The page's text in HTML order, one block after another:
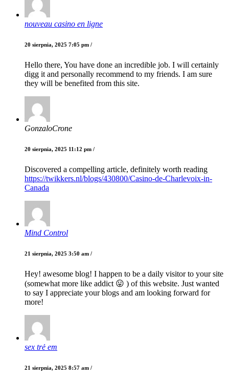
nouveau casino en ligne
20 sierpnia, 2025 7:05 pm /
Hello there, You have done an incredible job. I will certainly
digg it and personally recommend to my friends. I am sure
they will be benefited from this site.
GonzaloCrone
20 sierpnia, 2025 11:12 pm /
Discovered a compelling article, definitely worth reading
https://twikkers.nl/blogs/430800/Casino-de-Charlevoix-in-
Canada
Mind Control
21 sierpnia, 2025 3:50 am /
Hey! awesome blog! I happen to be a daily visitor to your site
(somewhat more like addict 😛 ) of this website. Just wanted
to say I appreciate your blogs and am looking forward for
more!
sex trẻ em
21 sierpnia, 2025 8:57 am /